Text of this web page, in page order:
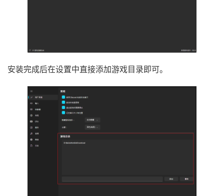
安装完成后在设置中直接添加游戏目录即可。